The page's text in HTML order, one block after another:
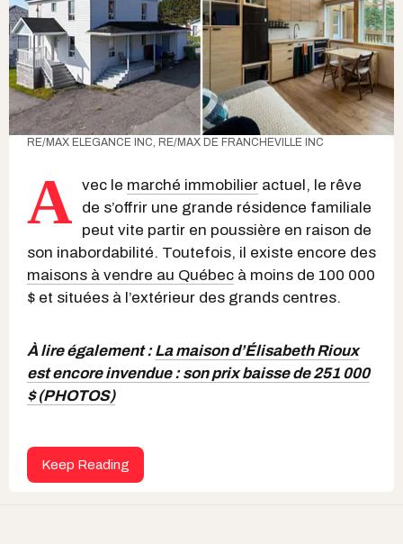
RE/MAX ELEGANCE INC, RE/MAX DE FRANCHEVILLE INC
A vec le marché immobilier actuel, le rêve
de s’offrir une grande résidence familiale
peut vite partir en poussière en raison de
son inabordabilité. Toutefois, il existe encore des
maisons à vendre au Québec à moins de 100 000
$ et situées à l’extérieur des grands centres.
À lire également :La maison d’Élisabeth Rioux
est encore invendue : son prix baisse de 251 000
$ (PHOTOS)
Keep Reading